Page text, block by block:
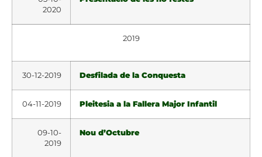
2020
2019
30-12-2019 Desfilada de la Conquesta
04-11-2019 Pleitesia a la Fallera Major Infantil
09-10-
2019
Nou d’Octubre